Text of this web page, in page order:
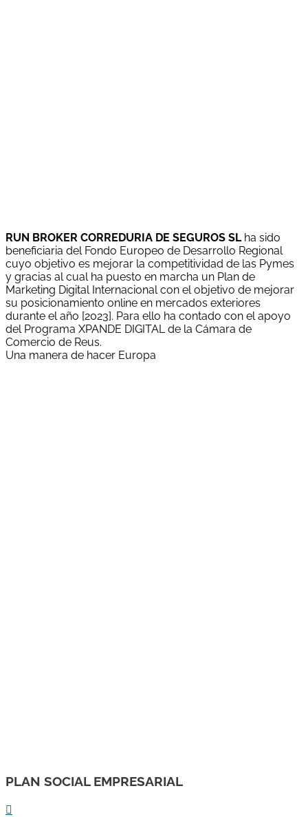
RUN BROKER CORREDURIA DE SEGUROS SLha sido
beneficiaria del Fondo Europeo de Desarrollo Regional
cuyo objetivo es mejorar la competitividad de las Pymes
y gracias al cual ha puesto en marcha un Plan de
Marketing Digital Internacional con el objetivo de mejorar
su posicionamiento online en mercados exteriores
durante el año [2023]. Para ello ha contado con el apoyo
del Programa XPANDE DIGITAL de la Cámara de
Comercio de Reus.
Una manera de hacer Europa
PLAN SOCIAL EMPRESARIAL
